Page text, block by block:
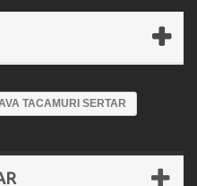
TACAMURI SERTAR